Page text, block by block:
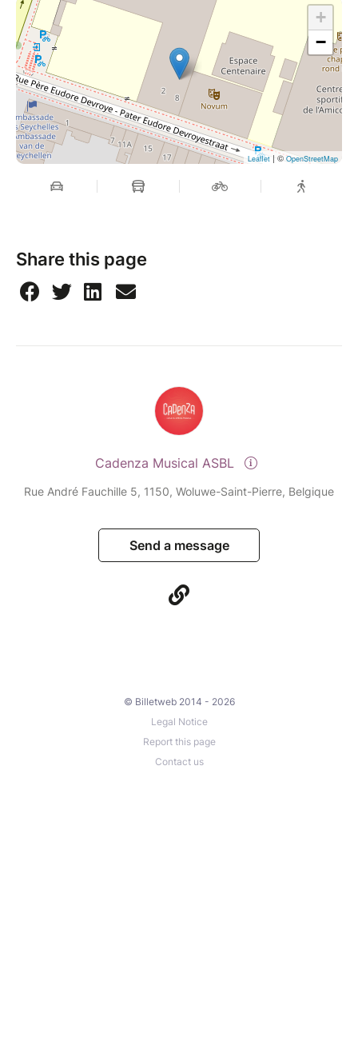
+
−
Leaflet | © OpenStreetMap
Share this page
Cadenza Musical ASBL
Rue André Fauchille 5, 1150, Woluwe-Saint-Pierre, Belgique
Send a message
© Billetweb 2014 - 2026
Legal Notice
Report this page
Contact us